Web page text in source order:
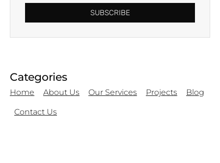
SUBSCRIBE
Categories
Home About Us Our Services Projects Blog
Contact Us